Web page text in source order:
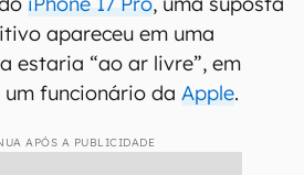
apareceu em uma
estaria “ao ar livre”, em
funcionário da Apple.
APÓS A PUBLICIDADE